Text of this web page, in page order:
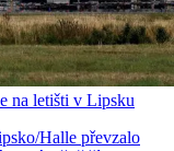
na letišti v Lipsku
Halle převzalo